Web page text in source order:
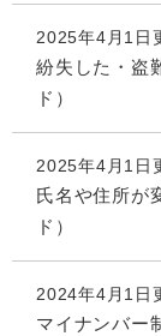
2025年4月1日
紛失した・盗
ド）
2025年4月1日
氏名や住所が
ド）
2024年4月1日
マイナンバー